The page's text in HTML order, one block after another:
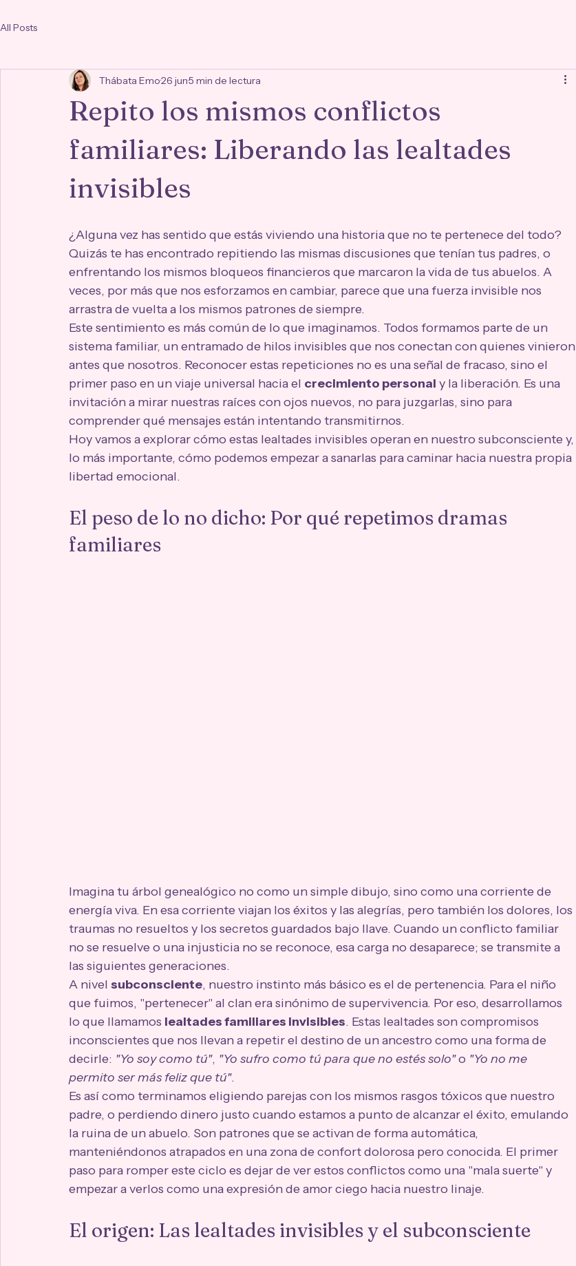
All Posts
Repito los mismos conflictos
familiares: Liberando las lealtades
invisibles
Thábata Emo26 jun5 min de lectura
¿Alguna vez has sentido que estás viviendo una historia que no te pertenece del todo?
Quizás te has encontrado repitiendo las mismas discusiones que tenían tus padres, o
enfrentando los mismos bloqueos financieros que marcaron la vida de tus abuelos. A
veces, por más que nos esforzamos en cambiar, parece que una fuerza invisible nos
arrastra de vuelta a los mismos patrones de siempre.
Este sentimiento es más común de lo que imaginamos. Todos formamos parte de un
sistema familiar, un entramado de hilos invisibles que nos conectan con quienes vinieron
antes que nosotros. Reconocer estas repeticiones no es una señal de fracaso, sino el
primer paso en un viaje universal hacia el crecimiento personal y la liberación. Es una
invitación a mirar nuestras raíces con ojos nuevos, no para juzgarlas, sino para
comprender qué mensajes están intentando transmitirnos.
Hoy vamos a explorar cómo estas lealtades invisibles operan en nuestro subconsciente y,
lo más importante, cómo podemos empezar a sanarlas para caminar hacia nuestra propia
libertad emocional.
El peso de lo no dicho: Por qué repetimos dramas
familiares
Imagina tu árbol genealógico no como un simple dibujo, sino como una corriente de
energía viva. En esa corriente viajan los éxitos y las alegrías, pero también los dolores, los
traumas no resueltos y los secretos guardados bajo llave. Cuando un conflicto familiar
no se resuelve o una injusticia no se reconoce, esa carga no desaparece; se transmite a
las siguientes generaciones.
A nivel subconsciente, nuestro instinto más básico es el de pertenencia. Para el niño
que fuimos, "pertenecer" al clan era sinónimo de supervivencia. Por eso, desarrollamos
lo que llamamos lealtades familiares invisibles. Estas lealtades son compromisos
inconscientes que nos llevan a repetir el destino de un ancestro como una forma de
decirle: "Yo soy como tú", "Yo sufro como tú para que no estés solo" o "Yo no me
permito ser más feliz que tú".
Es así como terminamos eligiendo parejas con los mismos rasgos tóxicos que nuestro
padre, o perdiendo dinero justo cuando estamos a punto de alcanzar el éxito, emulando
la ruina de un abuelo. Son patrones que se activan de forma automática,
manteniéndonos atrapados en una zona de confort dolorosa pero conocida. El primer
paso para romper este ciclo es dejar de ver estos conflictos como una "mala suerte" y
empezar a verlos como una expresión de amor ciego hacia nuestro linaje.
El origen: Las lealtades invisibles y el subconsciente